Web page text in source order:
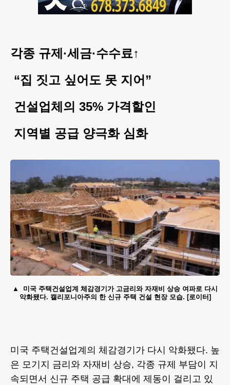
각종 규제·세금·수수료↑
“집 짓고 싶어도 못 지어”
건설업체의 35% 가격할인
지역별 공급 양극화 심화
미국 주택건설업계 체감경기가 고금리와 자재비 상승 여파로 다시
악화됐다. 캘리포니아주의 한 신규 주택 건설 현장 모습. [로이터]
미국 주택건설업계의 체감경기가 다시 악화됐다. 높
은 모기지 금리와 자재비 상승, 각종 규제 부담이 지
속되면서 신규 주택 공급 확대에 제동이 걸리고 있